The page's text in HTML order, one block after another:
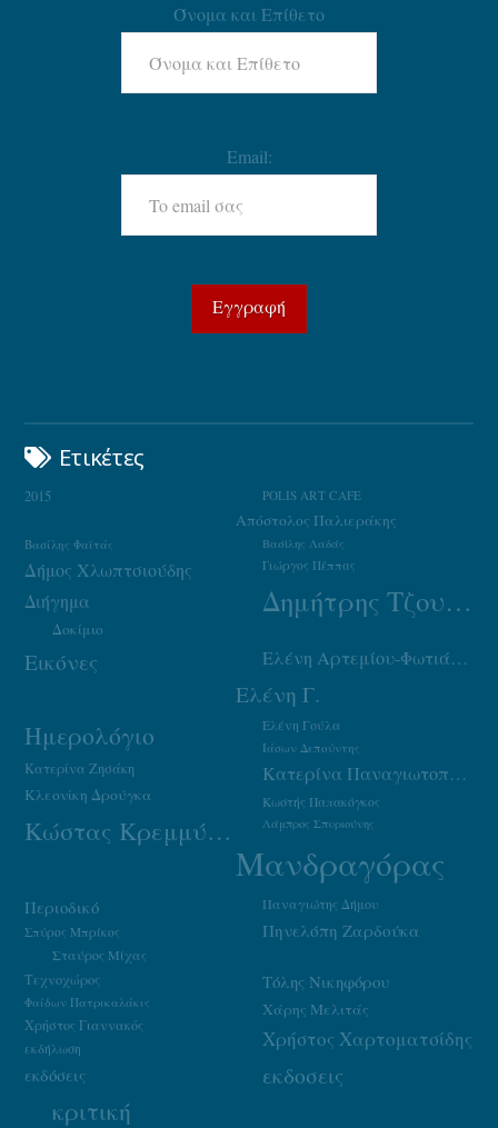
Όνομα και Επίθετο
Email:
Ετικέτες
2015 POLIS ART CAFE
Απόστολος Παλιεράκης
Βασίλης Λαδάς
Βασίλης Φαϊτάς
Γιώργος Πέππας
Δήμος Χλωπτσιούδης
Δημήτρης Τζουμάκας
Διήγημα
Δοκίμιο
Εικόνες Ελένη Αρτεμίου-Φωτιάδου
Ελένη Γ.
Ελένη Γούλα
Ημερολόγιο Ιάσων Δεπούντης
Κατερίνα Ζησάκη Κατερίνα Παναγιωτοπούλου
Κλεονίκη Δρούγκα Κωστής Παπακόγκος
Κώστας Κρεμμύδας Λάμπρος Σπυριούνης
Μανδραγόρας
Παναγιώτης Δήμου
Περιοδικό
Πηνελόπη Ζαρδούκα
Σπύρος Μπρίκος
Σταύρος Μίχας
Τεχνοχώρος
Τόλης Νικηφόρου
Φαίδων Πατρικαλάκις Χάρης Μελιτάς
Χρήστος Γιαννακός
Χρήστος Χαρτοματσίδης
εκδήλωση
εκδοσεις
εκδόσεις
κριτική